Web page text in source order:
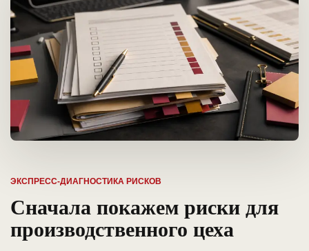
ЭКСПРЕСС-ДИАГНОСТИКА РИСКОВ
Сначала покажем риски для
производственного цеха